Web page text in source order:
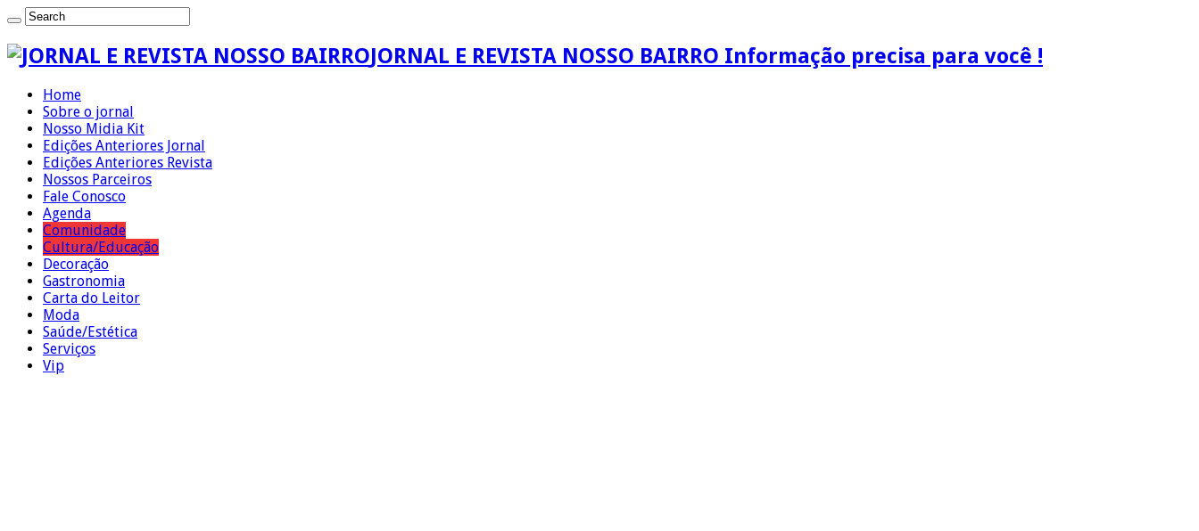
JORNAL E REVISTA NOSSO BAIRRO Informação precisa para você !
Home
Sobre o jornal
Nosso Midia Kit
Edições Anteriores Jornal
Edições Anteriores Revista
Nossos Parceiros
Fale Conosco
Agenda
Comunidade
Cultura/Educação
Decoração
Gastronomia
Carta do Leitor
Moda
Saúde/Estética
Serviços
Vip